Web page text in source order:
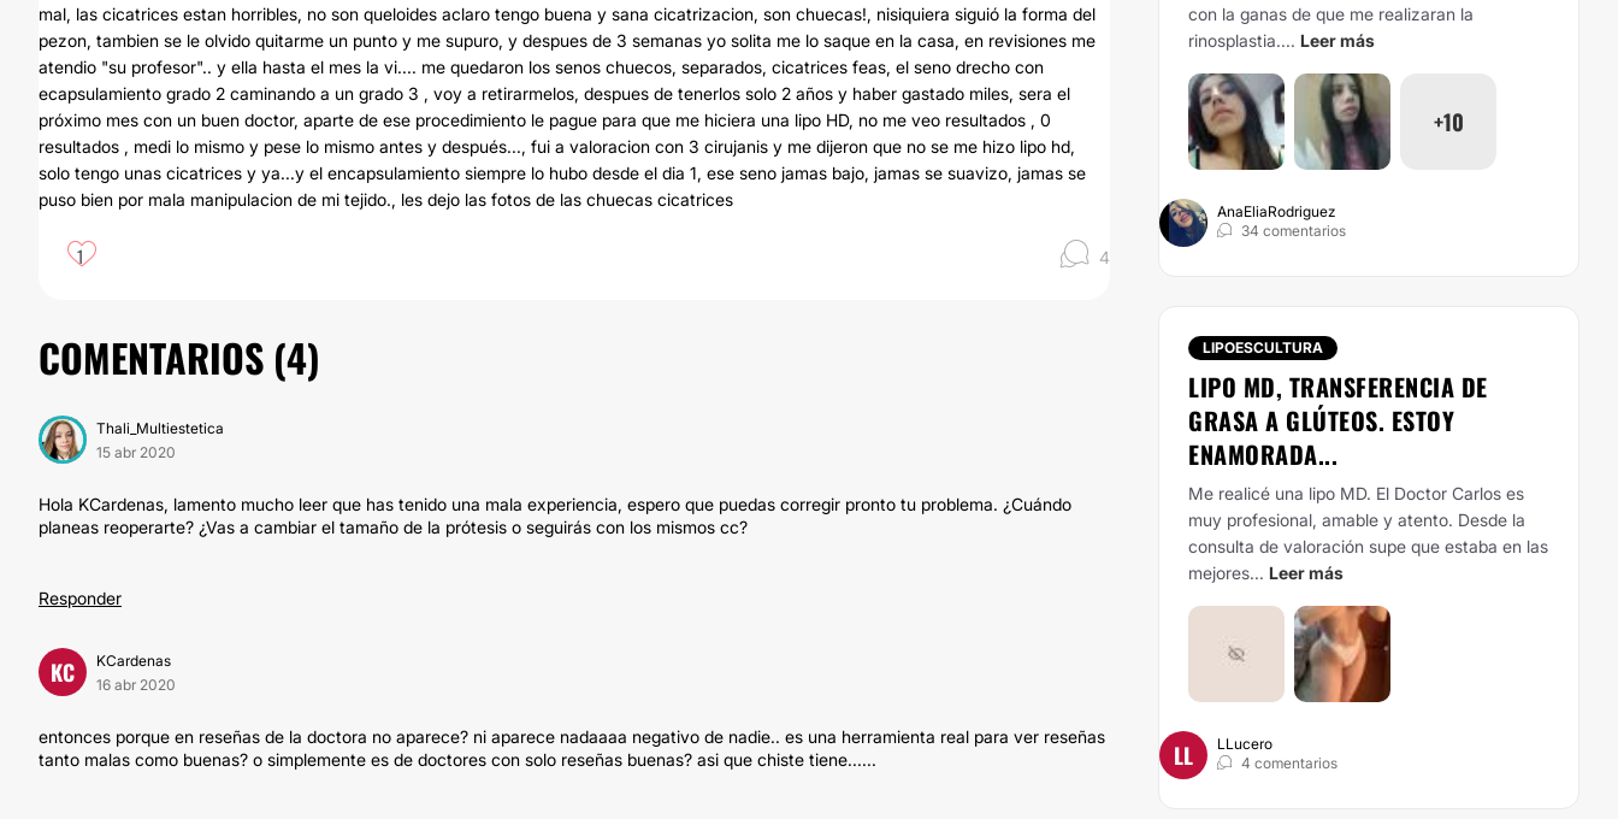
mal, las cicatrices estan horribles, no son queloides aclaro tengo buena y sana cicatrizacion, son chuecas!, nisiquiera siguió la forma del
pezon, tambien se le olvido quitarme un punto y me supuro, y despues de 3 semanas yo solita me lo saque en la casa, en revisiones me
atendio "su profesor".. y ella hasta el mes la vi.... me quedaron los senos chuecos, separados, cicatrices feas, el seno drecho con
ecapsulamiento grado 2 caminando a un grado 3 , voy a retirarmelos, despues de tenerlos solo 2 años y haber gastado miles, sera el
próximo mes con un buen doctor, aparte de ese procedimiento le pague para que me hiciera una lipo HD, no me veo resultados , 0
resultados , medi lo mismo y pese lo mismo antes y después..., fui a valoracion con 3 cirujanis y me dijeron que no se me hizo lipo hd,
solo tengo unas cicatrices y ya...y el encapsulamiento siempre lo hubo desde el dia 1, ese seno jamas bajo, jamas se suavizo, jamas se
puso bien por mala manipulacion de mi tejido., les dejo las fotos de las chuecas cicatrices
1 4
COMENTARIOS (4)
Thali_Multiestetica
15 abr 2020
Hola KCardenas, lamento mucho leer que has tenido una mala experiencia, espero que puedas corregir pronto tu problema. ¿Cuándo
planeas reoperarte? ¿Vas a cambiar el tamaño de la prótesis o seguirás con los mismos cc?
Responder
KC
KCardenas
16 abr 2020
entonces porque en reseñas de la doctora no aparece? ni aparece nadaaaa negativo de nadie.. es una herramienta real para ver reseñas
tanto malas como buenas? o simplemente es de doctores con solo reseñas buenas? asi que chiste tiene......
con la ganas de que me realizaran la
rinosplastia.... Leer más
+10
AnaEliaRodriguez
34 comentarios
LIPOESCULTURA
LIPO MD, TRANSFERENCIA DE
GRASA A GLÚTEOS. ESTOY
ENAMORADA...
Me realicé una lipo MD. El Doctor Carlos es
muy profesional, amable y atento. Desde la
consulta de valoración supe que estaba en las
mejores... Leer más
LL
LLucero
4 comentarios